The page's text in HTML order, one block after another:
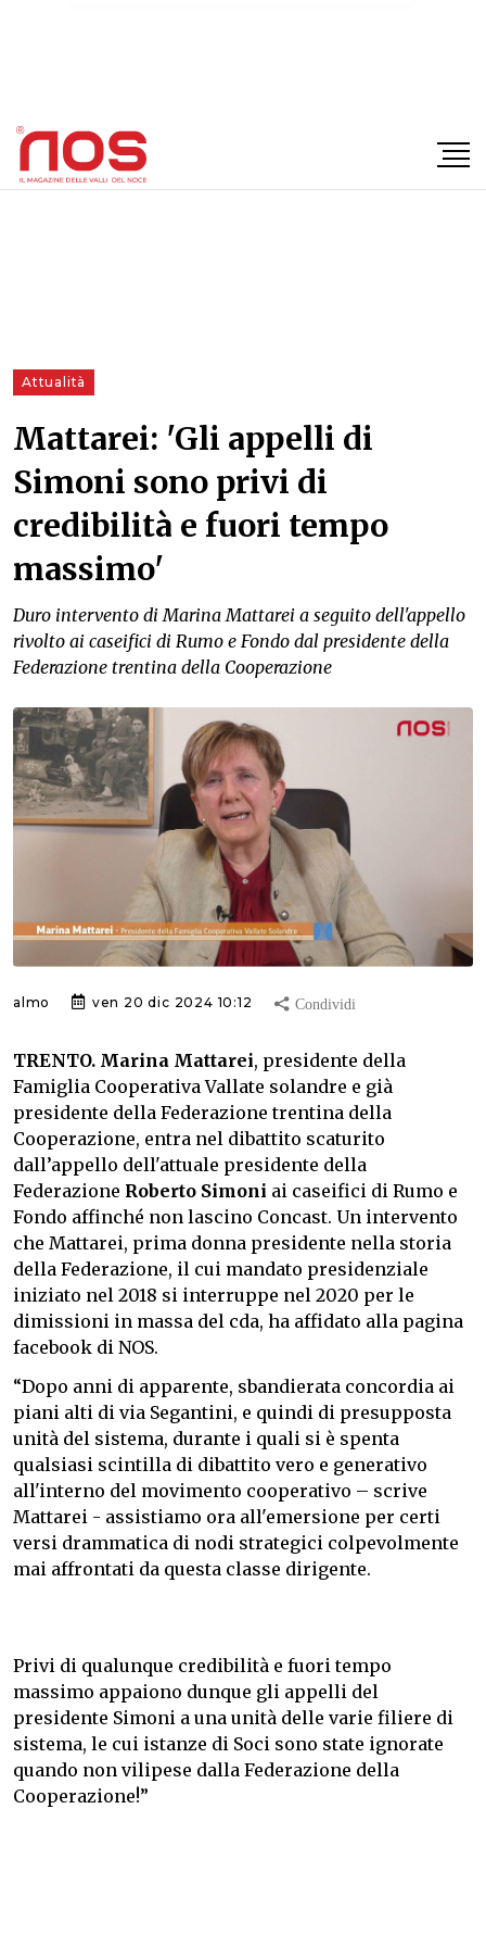
Attualità
Mattarei: 'Gli appelli di
Simoni sono privi di
credibilità e fuori tempo
massimo'
Duro intervento di Marina Mattarei a seguito dell'appello
rivolto ai caseifici di Rumo e Fondo dal presidente della
Federazione trentina della Cooperazione
almo ven 20 dic 2024 10:12
TRENTO. Marina Mattarei, presidente della
Famiglia Cooperativa Vallate solandre e già
presidente della Federazione trentina della
Cooperazione, entra nel dibattito scaturito
dall’appello dell'attuale presidente della
Federazione Roberto Simoni ai caseifici di Rumo e
Fondo affinché non lascino Concast. Un intervento
che Mattarei, prima donna presidente nella storia
della Federazione, il cui mandato presidenziale
iniziato nel 2018 si interruppe nel 2020 per le
dimissioni in massa del cda, ha affidato alla pagina
facebook di NOS.
“Dopo anni di apparente, sbandierata concordia ai
piani alti di via Segantini, e quindi di presupposta
unità del sistema, durante i quali si è spenta
qualsiasi scintilla di dibattito vero e generativo
all'interno del movimento cooperativo – scrive
Mattarei - assistiamo ora all'emersione per certi
versi drammatica di nodi strategici colpevolmente
mai affrontati da questa classe dirigente.
Privi di qualunque credibilità e fuori tempo
massimo appaiono dunque gli appelli del
presidente Simoni a una unità delle varie filiere di
sistema, le cui istanze di Soci sono state ignorate
quando non vilipese dalla Federazione della
Cooperazione!”